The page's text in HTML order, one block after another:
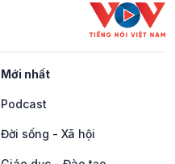
Mới nhất
Podcast
Đời sống - Xã hội